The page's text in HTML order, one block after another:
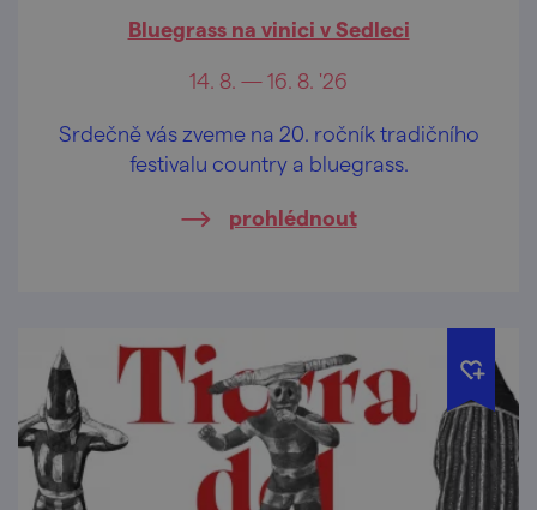
Bluegrass na vinici v Sedleci
14. 8. — 16. 8. '26
Srdečně vás zveme na 20. ročník tradičního
festivalu country a bluegrass.
prohlédnout